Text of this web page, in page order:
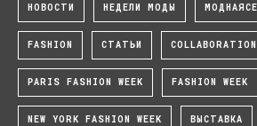
НОВОСТИ НЕДЕЛИ МОДЫ
FASHION СТАТЬИ COLLABORATION
PARIS FASHION WEEK FASHION WEEK
NEW YORK FASHION WEEK ВЫСТАВКА